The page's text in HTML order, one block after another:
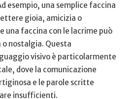
esempio, una semplice faccina
gioia, amicizia o
una faccina ‌con le ⁢lacrime può
nostalgia. Questa
visivo è particolarmente
dove⁣ la ‌comunicazione
e le parole scritte
insufficienti.